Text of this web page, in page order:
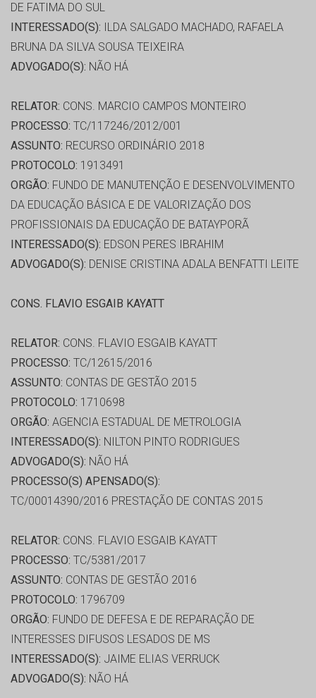
DE FATIMA DO SUL
INTERESSADO(S): ILDA SALGADO MACHADO, RAFAELA
BRUNA DA SILVA SOUSA TEIXEIRA
ADVOGADO(S): NÃO HÁ
RELATOR: CONS. MARCIO CAMPOS MONTEIRO
PROCESSO: TC/117246/2012/001
ASSUNTO: RECURSO ORDINÁRIO 2018
PROTOCOLO: 1913491
ORGÃO: FUNDO DE MANUTENÇÃO E DESENVOLVIMENTO
DA EDUCAÇÃO BÁSICA E DE VALORIZAÇÃO DOS
PROFISSIONAIS DA EDUCAÇÃO DE BATAYPORÃ
INTERESSADO(S): EDSON PERES IBRAHIM
ADVOGADO(S): DENISE CRISTINA ADALA BENFATTI LEITE
CONS. FLAVIO ESGAIB KAYATT
RELATOR: CONS. FLAVIO ESGAIB KAYATT
PROCESSO: TC/12615/2016
ASSUNTO: CONTAS DE GESTÃO 2015
PROTOCOLO: 1710698
ORGÃO: AGENCIA ESTADUAL DE METROLOGIA
INTERESSADO(S): NILTON PINTO RODRIGUES
ADVOGADO(S): NÃO HÁ
PROCESSO(S) APENSADO(S):
TC/00014390/2016 PRESTAÇÃO DE CONTAS 2015
RELATOR: CONS. FLAVIO ESGAIB KAYATT
PROCESSO: TC/5381/2017
ASSUNTO: CONTAS DE GESTÃO 2016
PROTOCOLO: 1796709
ORGÃO: FUNDO DE DEFESA E DE REPARAÇÃO DE
INTERESSES DIFUSOS LESADOS DE MS
INTERESSADO(S): JAIME ELIAS VERRUCK
ADVOGADO(S): NÃO HÁ